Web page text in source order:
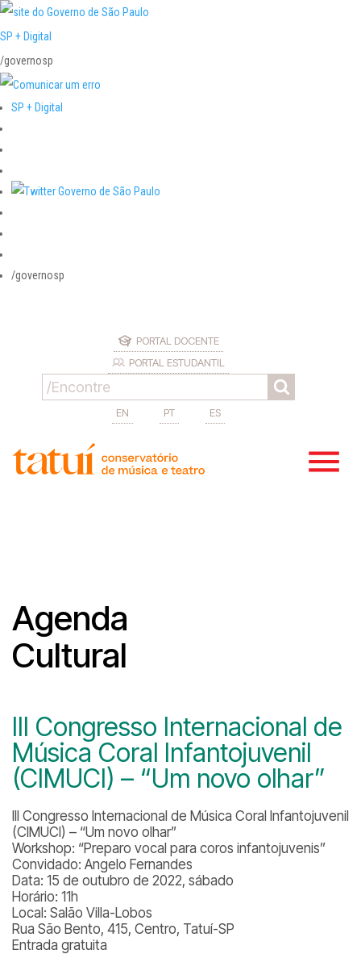
SP + Digital
/governosp
SP + Digital
/governosp
PORTAL DOCENTE
PORTAL ESTUDANTIL
EN PT ES
Agenda
Cultural
III Congresso Internacional de
Música Coral Infantojuvenil
(CIMUCI) – “Um novo olhar”
III Congresso Internacional de Música Coral Infantojuvenil
(CIMUCI) – “Um novo olhar”
Workshop: “Preparo vocal para coros infantojuvenis”
Convidado: Angelo Fernandes
Data: 15 de outubro de 2022, sábado
Horário: 11h
Local: Salão Villa-Lobos
Rua São Bento, 415, Centro, Tatuí-SP
Entrada gratuita